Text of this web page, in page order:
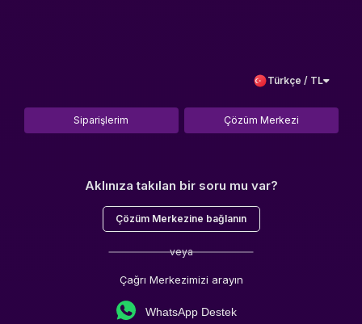
Türkçe / TL
Siparişlerim Çözüm Merkezi
Aklınıza takılan bir soru mu var?
Çözüm Merkezine bağlanın
veya
Çağrı Merkezimizi arayın
WhatsApp Destek